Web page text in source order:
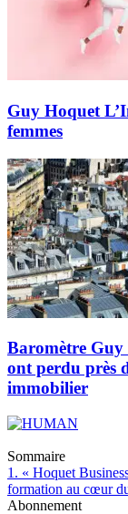
Guy Hoquet
femmes
Baromètre Guy
ont perdu près
immobilier
Sommaire
1. « Hoquet
formation au cœur
Abonnement